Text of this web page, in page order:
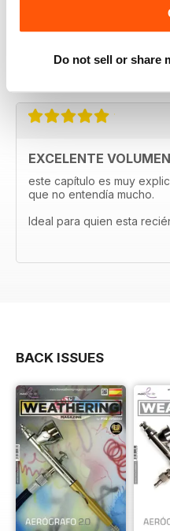
Do not sell or share
EXCELENTE REVISTA,
EXCELENTE VOLUMEN
este capítulo es muy
que no entendía mucho.
Ideal para quien esta
BACK ISSUES